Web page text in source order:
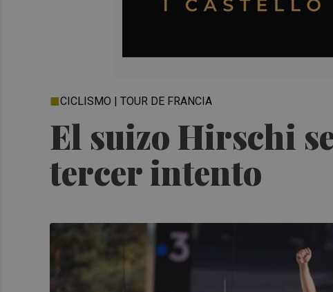
El suizo Hirschi
tercer intento
CICLISMO | TOUR DE FRANCIA